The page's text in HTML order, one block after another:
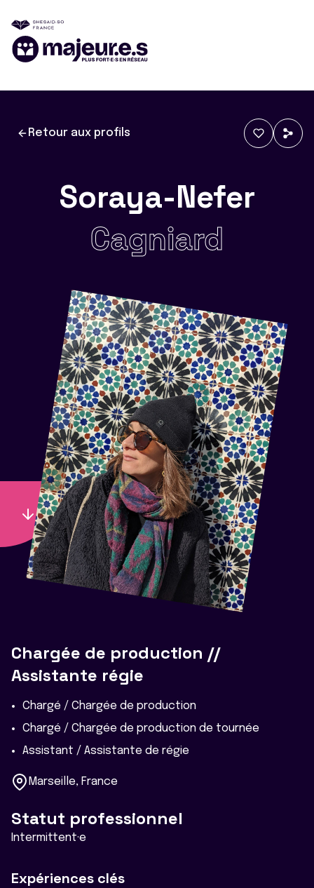
Retour aux profils
Soraya-Nefer
Cagniard
Chargée de production //
Assistante régie
Chargé / Chargée de production
Chargé / Chargée de production de tournée
Assistant / Assistante de régie
Marseille, France
Statut professionnel
Intermittent·e
Expériences clés